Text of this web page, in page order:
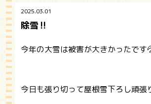
2025.03.01
除雪‼️
今年の大雪は被害が大きかったです
今日も張り切って屋根雪下ろし頑張